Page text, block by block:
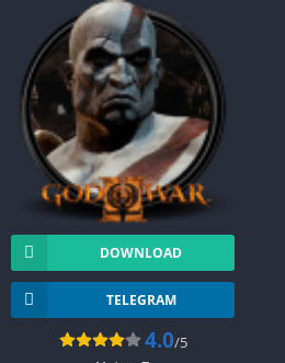
DOWNLOAD
TELEGRAM
4.0/5